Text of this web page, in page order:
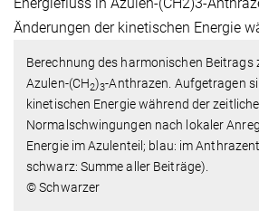
Berechnung des harmonischen Beitrags
Azulen-(CH2)3-Anthrazen. Aufgetragen
kinetischen Energie während der
Normalschwingungen nach lokaler
Energie im Azulenteil; blau: im
schwarz: Summe aller Beiträge).
© Schwarzer